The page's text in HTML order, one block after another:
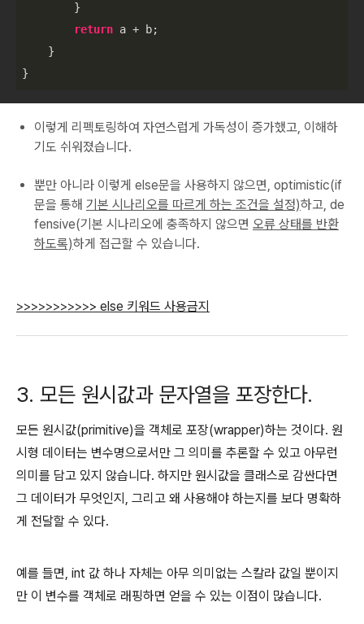
        }
return a + b;
    }
이렇게 리펙토링하여 자연스럽게 가독성이 증가했고, 이해하
기도 쉬워졌습니다.
뿐만 아니라 이렇게 else문을 사용하지 않으면, optimistic(if
문을 통해 기본 시나리오를 따르게 하는 조건을 설정)하고, de
fensive(기본 시나리오에 충족하지 않으면 오류 상태를 반환
하도록)하게 접근할 수 있습니다.
>>>>>>>>>>> else 키워드 사용금지
3. 모든 원시값과 문자열을 포장한다.
모든 원시값(primitive)을 객체로 포장(wrapper)하는 것이다. 원
시형 데이터는 변수명으로서만 그 의미를 추론할 수 있고 아무런
의미를 담고 있지 않습니다. 하지만 원시값을 클래스로 감싼다면
그 데이터가 무엇인지, 그리고 왜 사용해야 하는지를 보다 명확하
게 전달할 수 있다.
예를 들면, int 값 하나 자체는 아무 의미없는 스칼라 값일 뿐이지
만 이 변수를 객체로 래핑하면 얻을 수 있는 이점이 많습니다.